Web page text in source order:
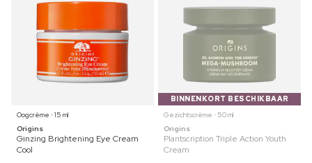
Oogcrème ⋅ 15 ml
Origins
Ginzing Brightening Eye Cream
Cool
BINNENKORT BESCHIKBAAR
Gezichtscrème ⋅ 50 ml
Origins
Plantscription Triple Action Youth
Cream